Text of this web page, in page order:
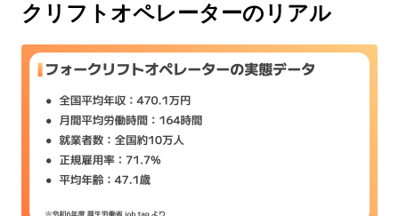
クリフトオペレーターのリアル